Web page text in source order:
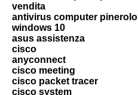
vendita
antivirus computer pinerolo
windows 10
asus assistenza
cisco
anyconnect
cisco meeting
cisco packet tracer
cisco system